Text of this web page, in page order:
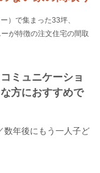
）で集まった33坪、
が特徴の注文住宅の間取
ミュニケーショ
方におすすめで
数年後にもう一人子ど